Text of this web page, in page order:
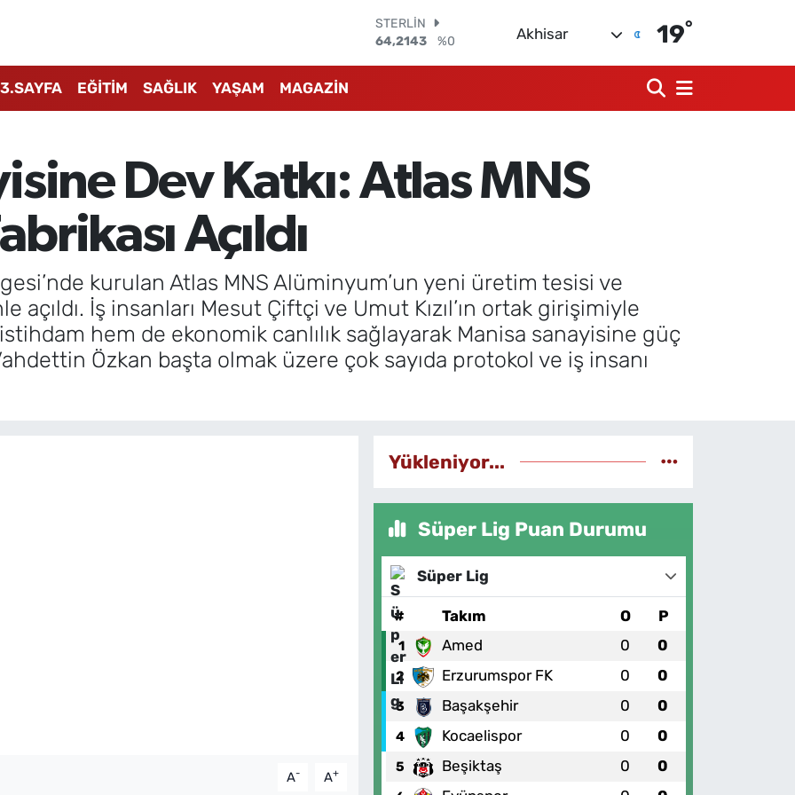
GRAM ALTIN
6510.40
%0.45
64.225,61
%-0.63
EURO
55,0406
%-0.08
STERLİN
Akhisar 19°
3.SAYFA EĞİTİM SAĞLIK YAŞAM MAGAZİN
Dev Katkı: Atlas MNS
Açıldı
kurulan Atlas MNS Alüminyum’un yeni üretim tesisi ve
İş insanları Mesut Çiftçi ve Umut Kızıl’ın ortak girişimiyle
hem de ekonomik canlılık sağlayarak Manisa sanayisine güç
Özkan başta olmak üzere çok sayıda protokol ve iş insanı
A- A+
Yükleniyor...
Süper Lig Puan Durumu
Süper Lig
# Takım O P
1 Amed 0 0
2 Erzurumspor FK 0 0
3 Başakşehir 0 0
4 Kocaelispor 0 0
5 Beşiktaş 0 0